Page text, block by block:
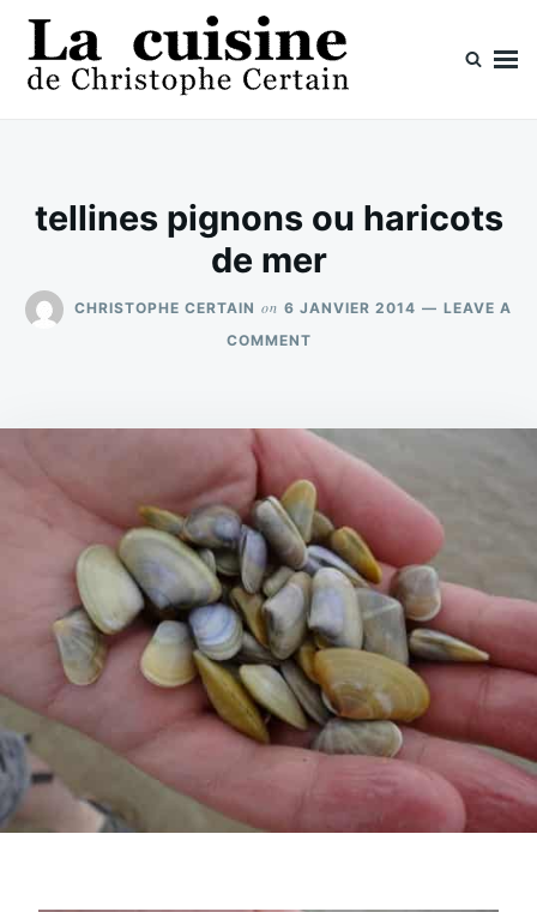
Skip
content
Search
for:
tellines pignons ou haricots
de mer
CHRISTOPHE CERTAIN on 6 JANVIER 2014
LEAVE A
COMMENTON
HARICOTS
DE
MER